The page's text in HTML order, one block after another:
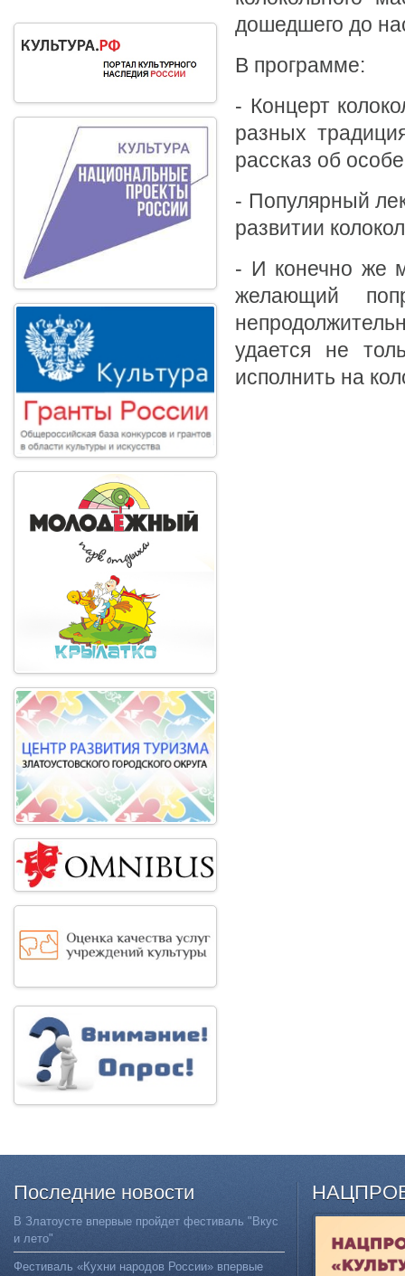
дошедшего до
В программе:
- Концерт
разных
рассказ об
- Популярный
развитии
- И конечно же
желающий
удается не
исполнить на
Последние новости
В Златоусте впервые пройдет фестиваль "Вкус
и лето"
Фестиваль «Кухни народов России» впервые